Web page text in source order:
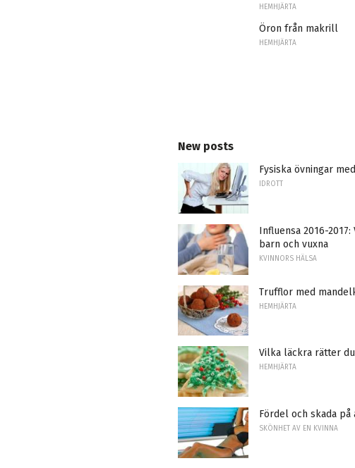
HEMHJÄRTA
Öron från makrill
HEMHJÄRTA
New posts
Fysiska övningar
IDROTT
Influensa 2016-
barn och vuxna
KVINNORS HÄLSA
Trufflor med
HEMHJÄRTA
Vilka läckra rätter
HEMHJÄRTA
Fördel och skada på
SKÖNHET AV EN KVINNA